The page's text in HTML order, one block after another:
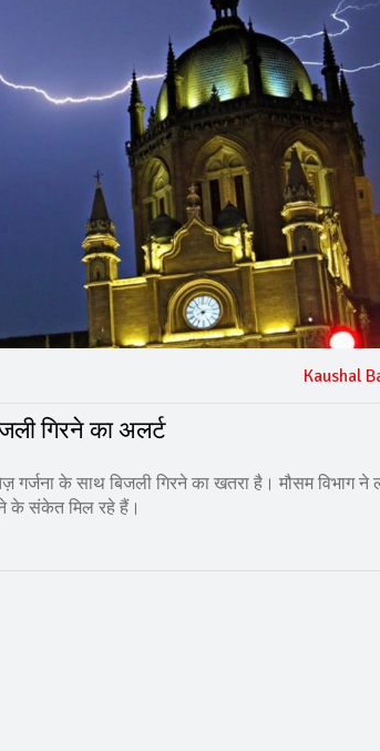
Kaushal
गिरने का अलर्ट
के साथ बिजली गिरने का खतरा है। मौसम विभाग ने
के संकेत मिल रहे हैं।